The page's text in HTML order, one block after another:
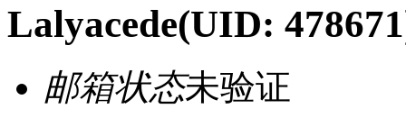
Lalyacede(UID:
邮箱状态未验证